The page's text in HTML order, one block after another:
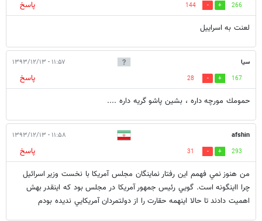
266
144
پاسخ
لعنت به اسراییل
سيا ۱۱:۵۷ - ۱۳۹۳/۱۲/۱۳
167
28
پاسخ
حمومك مورچه داره ، بشين پاشو گريه داره ....
afshin ۱۱:۵۸ - ۱۳۹۳/۱۲/۱۳
293
31
پاسخ
من هنوز نمي فهمم اين رفتار نماينگان مجلس آمريكا با نخست وزير اسرائيل
چرا ااينگونه است. گويي رئيس جمهور آمريكا در مجلس بود كه اينقدر بهش
اهميت دادند تا حالا اينهمه حقارت را از دولتمردان آمريكايي نديده بودم